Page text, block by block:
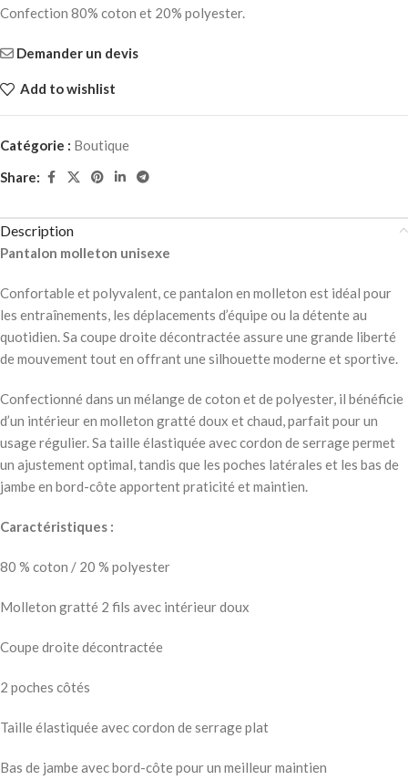
Confection 80% coton et 20% polyester.
Demander un devis
Add to wishlist
Catégorie : Boutique
Share:
Description
Pantalon molleton unisexe
Confortable et polyvalent, ce pantalon en molleton est idéal pour
les entraînements, les déplacements d’équipe ou la détente au
quotidien. Sa coupe droite décontractée assure une grande liberté
de mouvement tout en offrant une silhouette moderne et sportive.
Confectionné dans un mélange de coton et de polyester, il bénéficie
d’un intérieur en molleton gratté doux et chaud, parfait pour un
usage régulier. Sa taille élastiquée avec cordon de serrage permet
un ajustement optimal, tandis que les poches latérales et les bas de
jambe en bord-côte apportent praticité et maintien.
Caractéristiques :
80 % coton / 20 % polyester
Molleton gratté 2 fils avec intérieur doux
Coupe droite décontractée
2 poches côtés
Taille élastiquée avec cordon de serrage plat
Bas de jambe avec bord-côte pour un meilleur maintien